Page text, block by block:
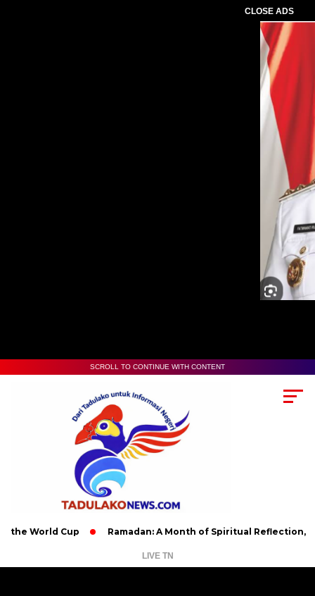
CLOSE ADS
SCROLL TO CONTINUE WITH CONTENT
Cup Ramadan: A Month of Spiritual Reflection,
LIVE TN